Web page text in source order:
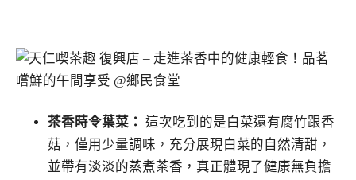
茶香時令葉菜： 這次吃到的是白菜還有腐竹跟香
菇，僅用少量調味，充分展現白菜的自然清甜，
並帶有淡淡的蒸煮茶香，真正體現了健康無負擔